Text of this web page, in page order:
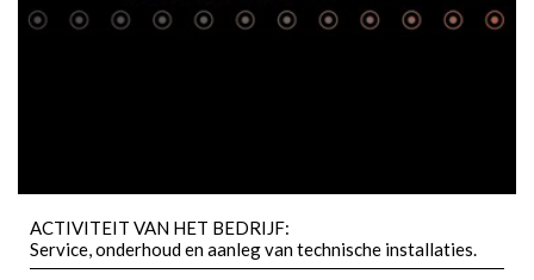
ACTIVITEIT VAN HET BEDRIJF:
Service, onderhoud en aanleg van technische installaties.